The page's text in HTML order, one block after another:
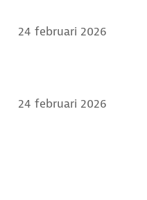
24 februari 2026
24 februari 2026